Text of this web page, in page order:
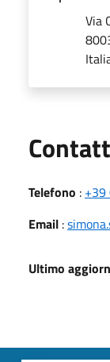
Via
Telefono :
Email :
Ultimo